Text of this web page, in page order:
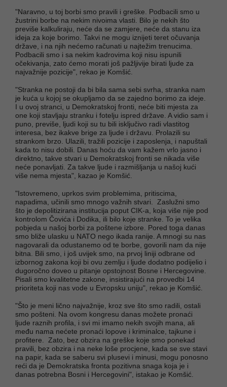
"Naravno, u toj borbi smo pravili i greške. Podbacili smo u
žustrini borbe na nekim nivoima vlasti. Bilo je nekih što
previše kalkuliraju, neće da se zamjere, neće da stanu iza
ideja za koje borimo. Takvi ne mogu iznijeti teret očuvanja
države, i na njih nećemo računati u najtežim trenucima.
Podbacili smo i sa nekim kadrovima koji nisu ispunili
očekivanja, zato ćemo morati još pažljivije birati ljude za
najvažnije pozicije", rekao je Komšić.
"Stranka ne postoji da bi bila sama sebi svrha, stranka nam
je kuća u kojoj se okupljamo da se zajedno borimo za ideje.
I u ovoj stranci, u Demokratskoj fronti, neće biti mjesta za
one koji stavljaju stranku i fotelju ispred države. A vidio sam i
puno, previše, ljudi koji su tu bili isključivo radi vlastitog
interesa, bez ikakve brige za ljude i državu. Prolazili su
strankom brzo. Ulazili, tražili pozicije i zaposlenja, i napuštali
kada to nisu dobili. Danas hoću da vam kažem vrlo jasno i
direktno, takve stvari u Demokratskoj fronti se nikada više
neće ponavljati. Za takve ljude i razmišljanja u našoj kući
više nema mjesta", kazao je Komšić.
"Istovremeno, uprkos svim problemima, pritiscima,
napadima, učinili smo mnogo važnih stvari. Zaslužni smo
što je depolitizirana institucija poput CIK-a, koja više nije pod
kontrolom Čovića i Dodika, ili bilo koje stranke. To je velika
pobjeda u našoj borbi za poštene izbore. Pored toga danas
smo bliže ulasku u NATO nego ikada ranije. A mnogi su nas
nagovarali da odustanemo od te borbe, govorili nam da nije
bitna. Bili smo, i još uvijek smo, na prvoj liniji odbrane od
izbornog zakona koji bi ovu zemlju i ljude dodatno podijelio i
dugoročno doveo u pitanje opstojnost Bosne i Hercegovine.
Pisali smo kvalitetne zakone, insistirajući na provedbi 14
prioriteta koji nas vode u Evropsku uniju", rekao je Komšić.
"Što je meni lično najvažnije, kroz sve što smo radili, ostali
smo pošteni. Na ovom kongresu danas možete pronaći
ljude raznih profila, i svi mi imamo nekih svojih mana, ali
među nama nećete pronaći lopove i kriminalce, tajkune i
profitere. Zato, bez obzira na greške koje smo ponekad
pravili, bez obzira i na neke loše procjene, kada se sve stavi
na papir, kada se saberu svi plusevi i minusi, mogu ponosno
reći da je Demokratska fronta pozitivna snaga koja je i
danas potrebna Bosni i Hercegovini", istakao je Komšić.